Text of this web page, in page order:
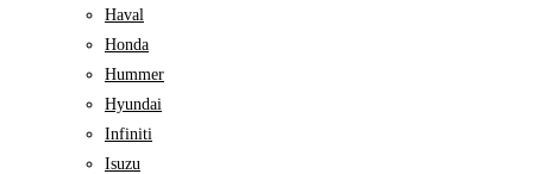
Haval
Honda
Hummer
Hyundai
Infiniti
Isuzu